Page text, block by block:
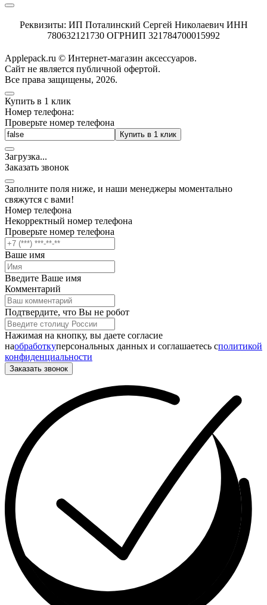
Реквизиты: ИП Поталинский Сергей Николаевич ИНН
780632121730 ОГРНИП 321784700015992
Applepack.ru © Интернет-магазин аксессуаров.
Cайт не является публичной офертой.
Все права защищены, 2026.
Купить в 1 клик
Номер телефона:
Проверьте номер телефона
Купить в 1 клик
Загрузка...
Заказать звонок
Заполните поля ниже, и наши менеджеры моментально
свяжутся с вами!
Номер телефона
Некорректный номер телефона
Проверьте номер телефона
Ваше имя
Введите Ваше имя
Комментарий
Подтвердите, что Вы не робот
Нажимая на кнопку, вы даете согласие
наобработкуперсональных данных и соглашаетесь cполитикой
конфиденциальности
Заказать звонок